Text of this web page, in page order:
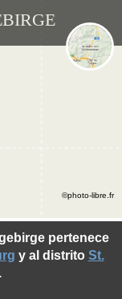
pertenece
y al distrito St.
.
©photo-libre.fr